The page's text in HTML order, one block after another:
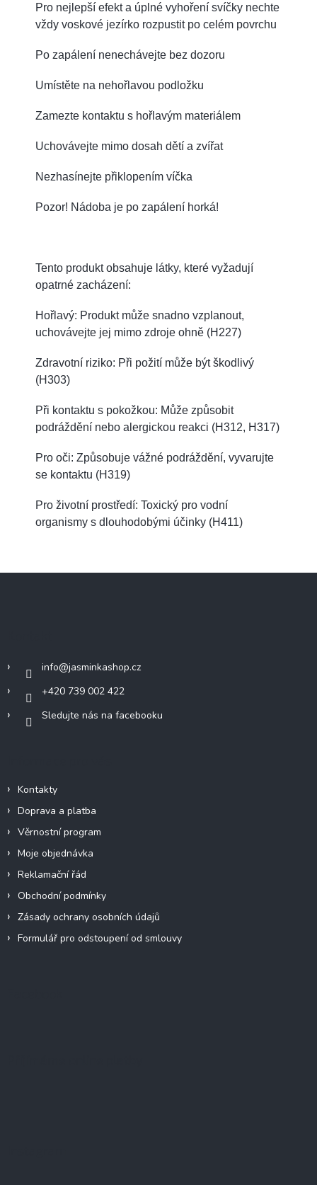
Pro nejlepší efekt a úplné vyhoření svíčky nechte
vždy voskové jezírko rozpustit po celém povrchu
Po zapálení nenechávejte bez dozoru
Umístěte na nehořlavou podložku
Zamezte kontaktu s hořlavým materiálem
Uchovávejte mimo dosah dětí a zvířat
Nezhasínejte přiklopením víčka
Pozor! Nádoba je po zapálení horká!
Tento produkt obsahuje látky, které vyžadují
opatrné zacházení:
Hořlavý: Produkt může snadno vzplanout,
uchovávejte jej mimo zdroje ohně (H227)
Zdravotní riziko: Při požití může být škodlivý
(H303)
Při kontaktu s pokožkou: Může způsobit
podráždění nebo alergickou reakci (H312, H317)
Pro oči: Způsobuje vážné podráždění, vyvarujte
se kontaktu (H319)
Pro životní prostředí: Toxický pro vodní
organismy s dlouhodobými účinky (H411)
info@jasminkashop.cz
+420 739 002 422
Sledujte nás na facebooku
Kontakty
Doprava a platba
Věrnostní program
Moje objednávka
Reklamační řád
Obchodní podmínky
Zásady ochrany osobních údajů
Formulář pro odstoupení od smlouvy